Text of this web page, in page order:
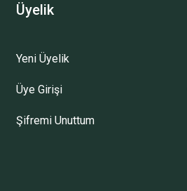
Üyelik
Yeni Üyelik
Üye Girişi
Şifremi Unuttum